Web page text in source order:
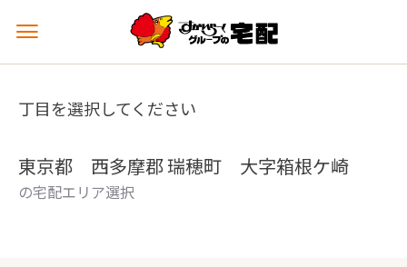
メ
ュ
を
丁目を選択してください
東京都 西多摩郡 瑞穂町 大字箱根ケ崎
の宅配エリア選択